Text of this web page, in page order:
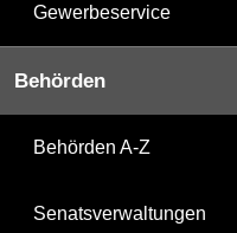
Gewerbeservice
Behörden
Behörden A-Z
Senatsverwaltungen